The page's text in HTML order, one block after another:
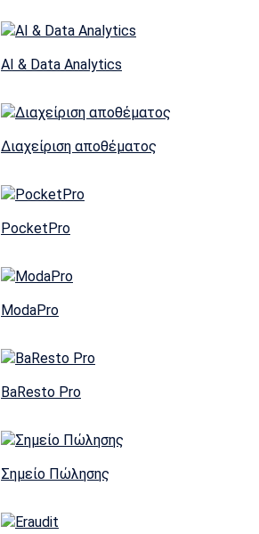
AI & Data Analytics
Διαχείριση αποθέματος
PocketPro
ModaPro
BaResto Pro
Σημείο Πώλησης